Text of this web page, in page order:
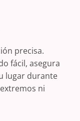
precisa.
fácil, asegura
lugar durante
ni